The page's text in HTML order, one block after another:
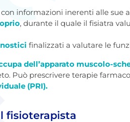
con informazioni inerenti alle sue
, durante il quale il fisiatra
finalizzati a valutare le
dell’apparato muscolo-
Può prescrivere terapie
(PRI).
fisioterapista